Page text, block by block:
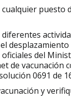
del
de vacunación
0691 de
y